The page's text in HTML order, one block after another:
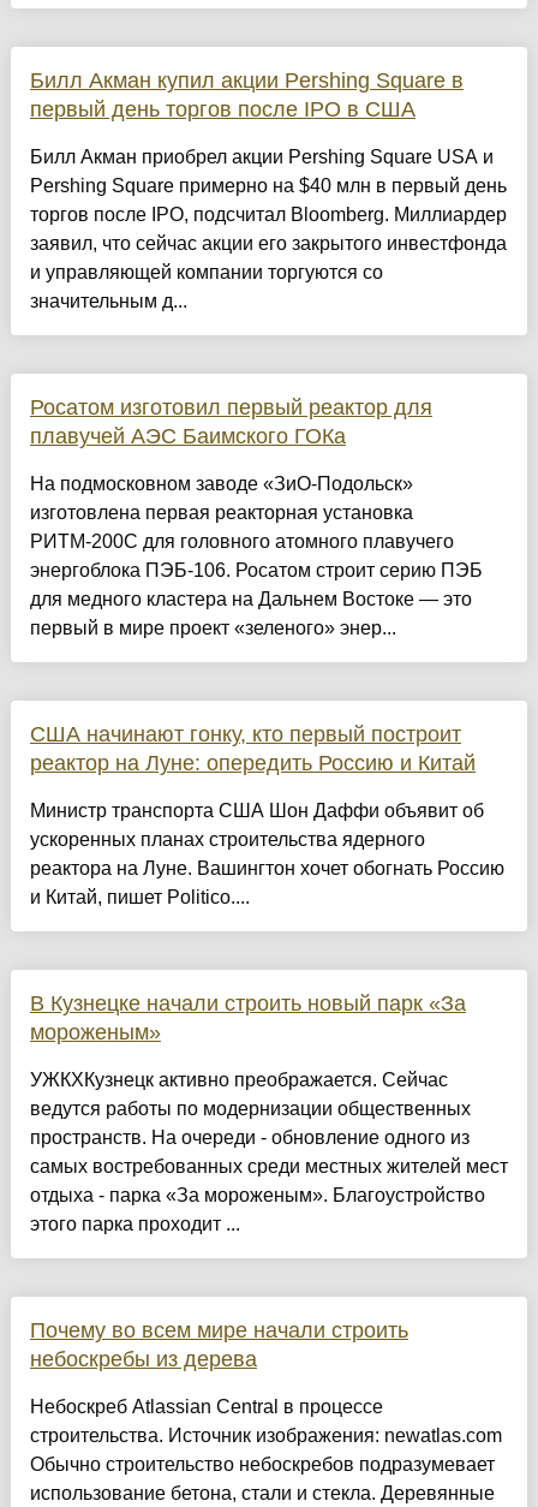
Билл Акман купил акции Pershing Square в
первый день торгов после IPO в США
Билл Акман приобрел акции Pershing Square USA и
Pershing Square примерно на $40 млн в первый день
торгов после IPO, подсчитал Bloomberg. Миллиардер
заявил, что сейчас акции его закрытого инвестфонда
и управляющей компании торгуются со
значительным д...
Росатом изготовил первый реактор для
плавучей АЭС Баимского ГОКа
На подмосковном заводе «ЗиО-Подольск»
изготовлена первая реакторная установка
РИТМ-200С для головного атомного плавучего
энергоблока ПЭБ-106. Росатом строит серию ПЭБ
для медного кластера на Дальнем Востоке — это
первый в мире проект «зеленого» энер...
США начинают гонку, кто первый построит
реактор на Луне: опередить Россию и Китай
Министр транспорта США Шон Даффи объявит об
ускоренных планах строительства ядерного
реактора на Луне. Вашингтон хочет обогнать Россию
и Китай, пишет Politico....
В Кузнецке начали строить новый парк «За
мороженым»
УЖКХКузнецк активно преображается. Сейчас
ведутся работы по модернизации общественных
пространств. На очереди - обновление одного из
самых востребованных среди местных жителей мест
отдыха - парка «За мороженым». Благоустройство
этого парка проходит ...
Почему во всем мире начали строить
небоскребы из дерева
Небоскреб Atlassian Central в процессе
строительства. Источник изображения: newatlas.com
Обычно строительство небоскребов подразумевает
использование бетона, стали и стекла. Деревянные